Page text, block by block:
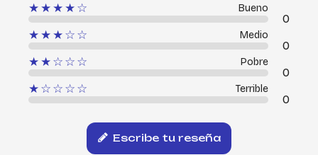
★★★★☆
Bueno
0
★★★☆☆
Medio
0
★★☆☆☆
Pobre
0
★☆☆☆☆
Terrible
0
Escribe tu reseña